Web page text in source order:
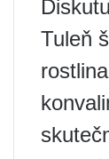
Tuleň